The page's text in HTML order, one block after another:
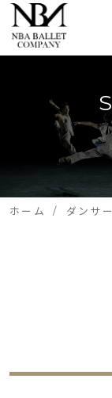
ホーム ダンサ